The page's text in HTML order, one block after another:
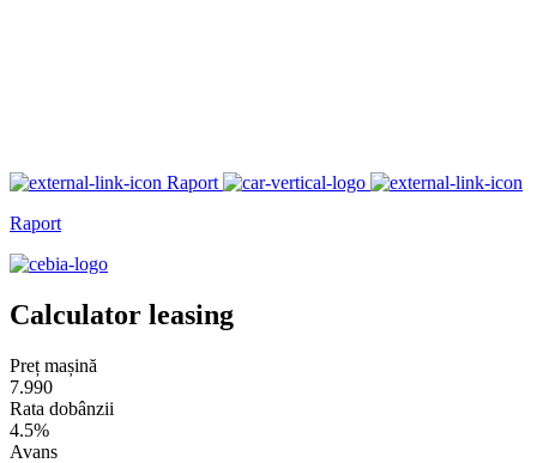
Raport
Raport
Calculator leasing
Preț mașină
7.990
Rata dobânzii
4.5%
Avans